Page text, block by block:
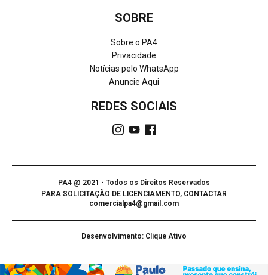
SOBRE
Sobre o PA4
Privacidade
Notícias pelo WhatsApp
Anuncie Aqui
REDES SOCIAIS
PA4 @ 2021 - Todos os Direitos Reservados
PARA SOLICITAÇÃO DE LICENCIAMENTO, CONTACTAR
comercialpa4@gmail.com
Desenvolvimento: Clique Ativo